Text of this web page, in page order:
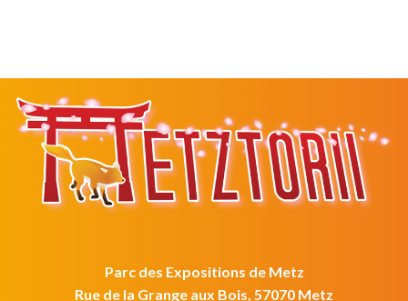
Parc des Expositions de Metz
Rue de la Grange aux Bois, 57070 Metz